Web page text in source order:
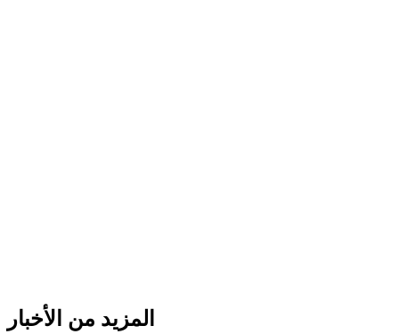
المزيد من الأخبار